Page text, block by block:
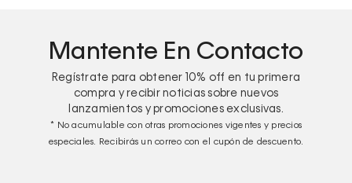
Mantente En Contacto
Regístrate para obtener 10% off en tu primera
compra y recibir noticias sobre nuevos
lanzamientos y promociones exclusivas.
* No acumulable con otras promociones vigentes y precios
especiales. Recibirás un correo con el cupón de descuento.